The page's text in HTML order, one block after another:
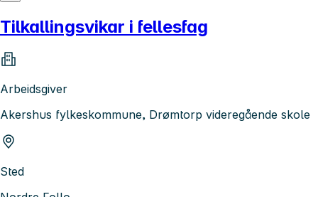
Tilkallingsvikar i fellesfag
Arbeidsgiver
Akershus fylkeskommune, Drømtorp videregående skole
Sted